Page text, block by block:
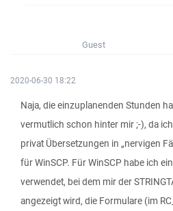
Guest
2020-06-30 18:22
Naja, die einzuplanenden Stunden
vermutlich schon hinter mir ;-), da
privat Übersetzungen in „nervigen
für WinSCP. Für WinSCP habe ich
verwendet, bei dem mir der
angezeigt wird, die Formulare (im